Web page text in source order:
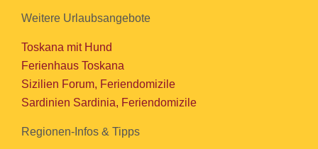
Weitere Urlaubsangebote
Toskana mit Hund
Ferienhaus Toskana
Sizilien Forum, Feriendomizile
Sardinien Sardinia, Feriendomizile
Regionen-Infos & Tipps